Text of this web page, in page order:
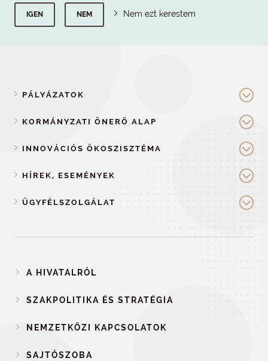
IGEN NEM Nem ezt kerestem
PÁLYÁZATOK
KORMÁNYZATI ÖNERŐ ALAP
INNOVÁCIÓS ÖKOSZISZTÉMA
HÍREK, ESEMÉNYEK
ÜGYFÉLSZOLGÁLAT
A HIVATALRÓL
SZAKPOLITIKA ÉS STRATÉGIA
NEMZETKÖZI KAPCSOLATOK
SAJTÓSZOBA